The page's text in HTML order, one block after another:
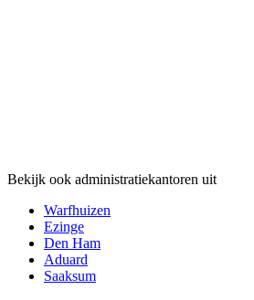
Bekijk ook administratiekantoren uit
Warfhuizen
Ezinge
Den Ham
Aduard
Saaksum